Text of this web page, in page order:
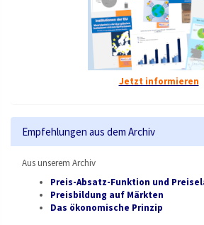
Jetzt informieren
Empfehlungen aus dem Archiv
Aus unserem Archiv
Preis-Absatz-Funktion und
Preisbildung auf Märkten
Das ökonomische Prinzip